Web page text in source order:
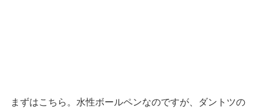
まずはこちら。水性ボールペンなのですが、ダントツの